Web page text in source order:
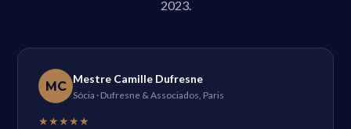
2023.
MC
Mestre Camille Dufresne
Sócia · Dufresne & Associados, Paris
★★★★★